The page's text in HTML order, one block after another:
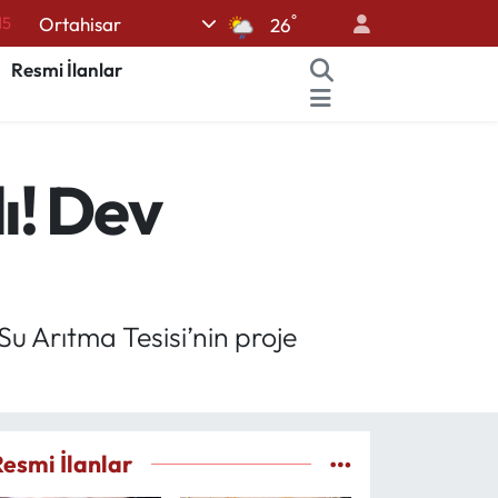
Ortahisar 26°
Resmi İlanlar
Dev
Arıtma Tesisi’nin proje
İlanlar